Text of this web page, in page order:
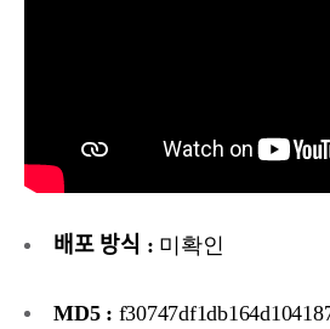
배포 방식 : 미확인
MD5 :